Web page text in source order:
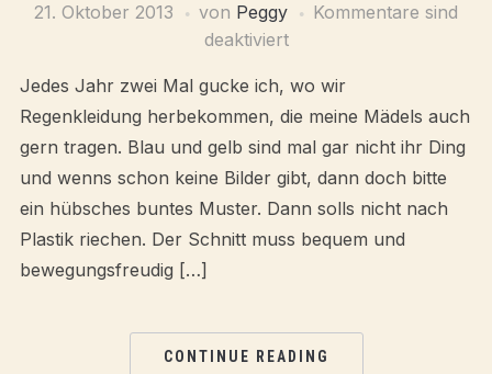
21. Oktober 2013 von Peggy
Kommentare sind
deaktiviert
Jedes Jahr zwei Mal gucke ich, wo wir
Regenkleidung herbekommen, die meine Mädels auch
gern tragen. Blau und gelb sind mal gar nicht ihr Ding
und wenns schon keine Bilder gibt, dann doch bitte
ein hübsches buntes Muster. Dann solls nicht nach
Plastik riechen. Der Schnitt muss bequem und
bewegungsfreudig […]
CONTINUE READING